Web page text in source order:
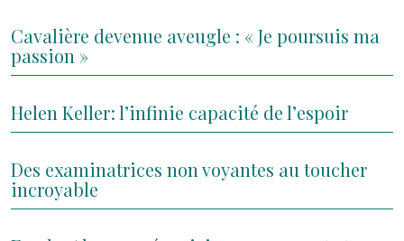
Cavalière devenue aveugle : « Je poursuis ma
passion »
Helen Keller : l’infinie capacité de l’espoir
Des examinatrices non voyantes au toucher
incroyable